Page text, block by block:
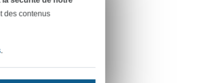
des contenus
.